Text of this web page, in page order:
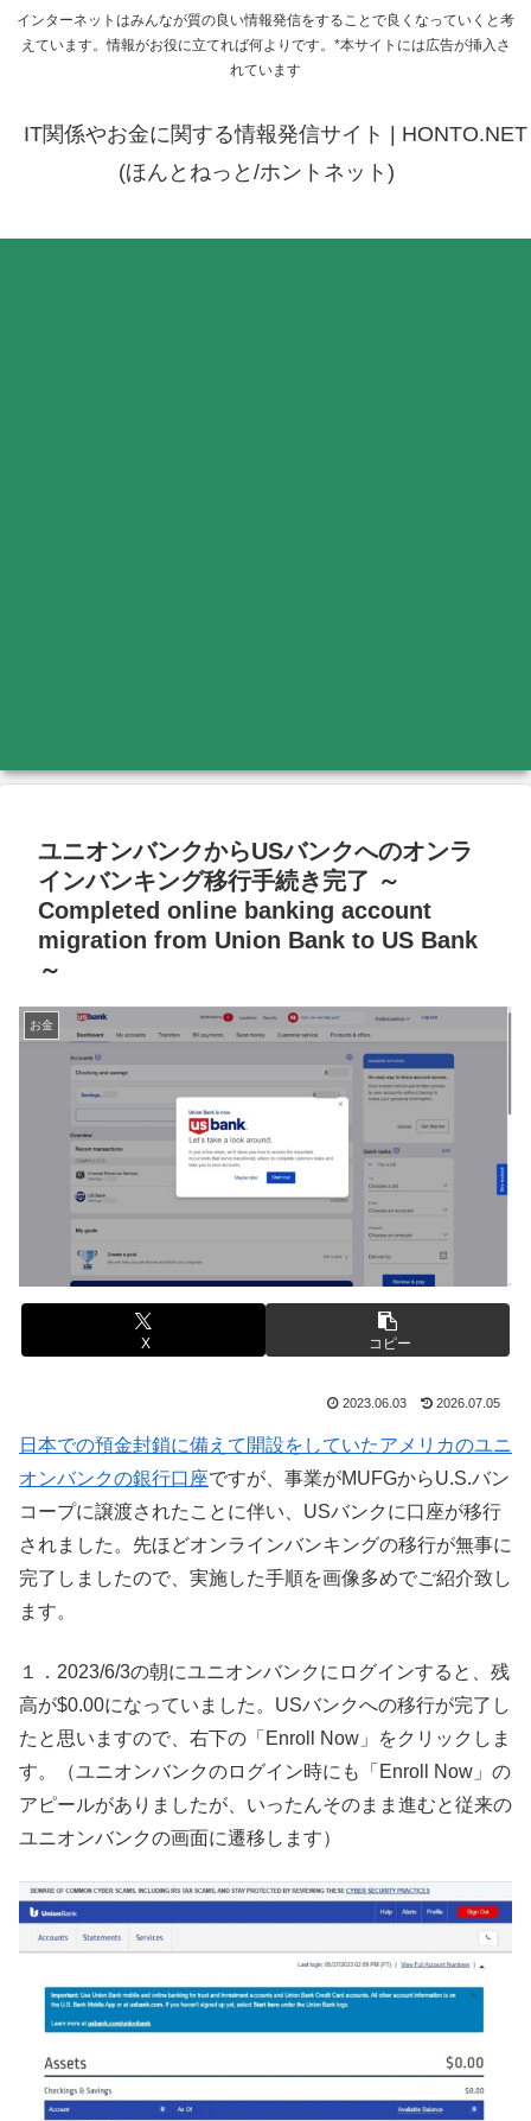
インターネットはみんなが質の良い情報発信をすることで良くなっていくと考
えています。情報がお役に立てれば何よりです。*本サイトには広告が挿入さ
れています
IT関係やお金に関する情報発信サイト | HONTO.NET
(ほんとねっと/ホントネット)
ユニオンバンクからUSバンクへのオンラ
インバンキング移行手続き完了 ～
Completed online banking account
migration from Union Bank to US Bank
～
お金
X コピー
2023.06.03 2026.07.05
日本での預金封鎖に備えて開設をしていたアメリカのユニ
オンバンクの銀行口座ですが、事業がMUFGからU.S.バン
コープに譲渡されたことに伴い、USバンクに口座が移行
されました。先ほどオンラインバンキングの移行が無事に
完了しましたので、実施した手順を画像多めでご紹介致し
ます。
１．2023/6/3の朝にユニオンバンクにログインすると、残
高が$0.00になっていました。USバンクへの移行が完了し
たと思いますので、右下の「Enroll Now」をクリックしま
す。（ユニオンバンクのログイン時にも「Enroll Now」の
アピールがありましたが、いったんそのまま進むと従来の
ユニオンバンクの画面に遷移します）